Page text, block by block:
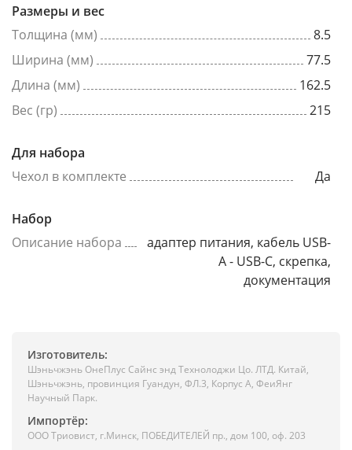
Размеры и вес
Толщина (мм)
8.5
Ширина (мм)
77.5
Длина (мм)
162.5
Вес (гр)
215
Для набора
Чехол в комплекте
Да
Набор
Описание набора
адаптер питания, кабель USB-
A - USB-C, скрепка,
документация
Изготовитель:
Шэньчжэнь ОнеПлус Сайнс энд Технолоджи Цо. ЛТД. Китай,
Шэньчжэнь, провинция Гуандун, ФЛ.3, Корпус А, ФеиЯнг
Научный Парк.
Импортёр:
ООО Триовист, г.Минск, ПОБЕДИТЕЛЕЙ пр., дом 100, оф. 203